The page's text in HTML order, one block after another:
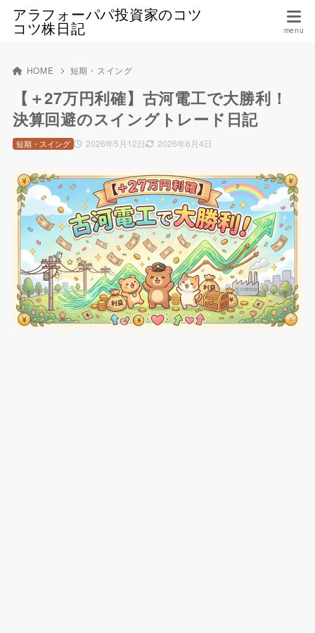
アラフォーパパ投資家のコツ
コツ株日記
HOME 短期・スイング
【＋27万円利確】古河電工で大勝利！
決算回避のスイングトレード日記
2026年5月12日 2026年6月4日
短期・スイング